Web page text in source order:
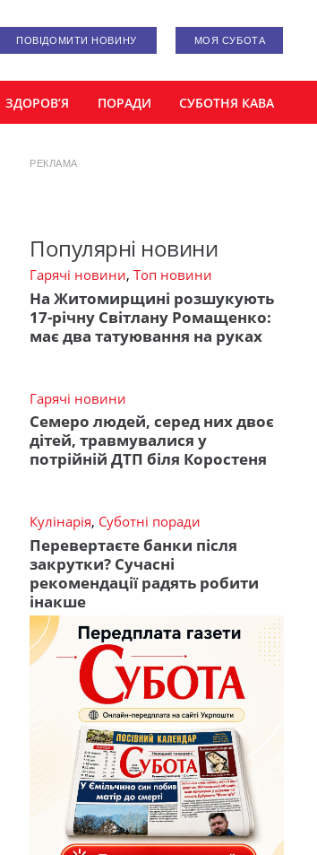
ПОВІДОМИТИ НОВИНУ МОЯ СУБОТА
ЗДОРОВ’Я ПОРАДИ СУБОТНЯ КАВА
РЕКЛАМА
Популярні новини
Гарячі новини, Топ новини
На Житомирщині розшукують
17-річну Світлану Ромащенко:
має два татуювання на руках
Гарячі новини
Семеро людей, серед них двоє
дітей, травмувалися у
потрійній ДТП біля Коростеня
Кулінарія, Суботні поради
Перевертаєте банки після
закрутки? Сучасні
рекомендації радять робити
інакше